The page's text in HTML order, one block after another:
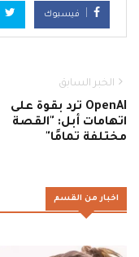
فيسبوك
الخبر السابق
OpenAI ترد بقوة على
اتهامات أبل: "القصة
مختلفة تمامًا"
اخبار من القسم